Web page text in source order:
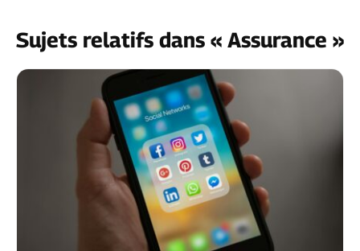
Sujets relatifs dans « Assurance »